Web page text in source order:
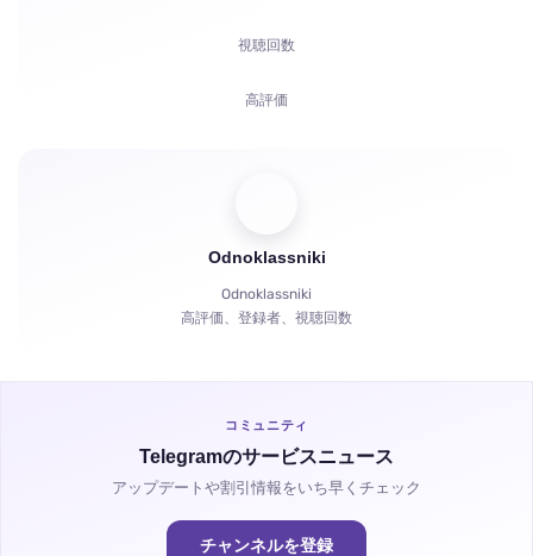
視聴回数
高評価
共有
視聴時間
Odnoklassniki
Odnoklassniki
高評価、登録者、視聴回数
コミュニティ
Telegramのサービスニュース
アップデートや割引情報をいち早くチェック
チャンネルを登録